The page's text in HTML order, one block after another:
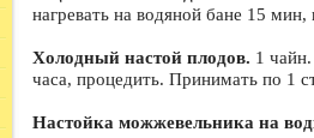
нагревать на водяной бане 15
Холодный настой плодов. 1
часа, процедить. Принимать по 1
Настойка можжевельника на